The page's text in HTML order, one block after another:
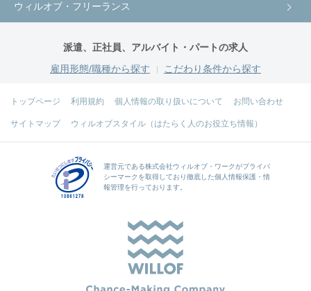
ウィルオブ・フリーランス
派遣、正社員、アルバイト・パートの求人
雇用形態/職種から探す
こだわり条件から探す
トップページ 利用規約 個人情報の取り扱いについて お問い合わせ
サイトマップ ウィルオブスタイル（はたらく人のお役立ち情報）
運営元である株式会社ウィルオブ・ワークがプライバ
シーマークを取得しており徹底した個人情報保護・情
報管理を行っております。